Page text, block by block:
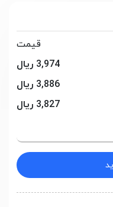
قیمت
3,974 ریال
3,886 ریال
3,827 ریال